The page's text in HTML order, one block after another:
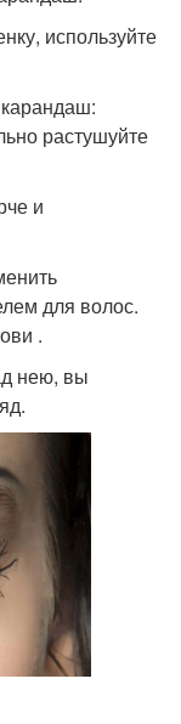
используйте
растушуйте
и
для волос.
.
нею, вы